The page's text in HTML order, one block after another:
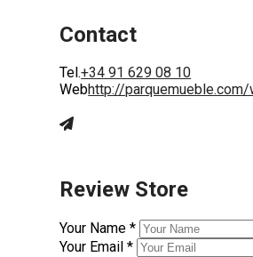
Contact
Tel.+34 91 629 08 10
Webhttp://
Review Store
Your Name *
Your Email *